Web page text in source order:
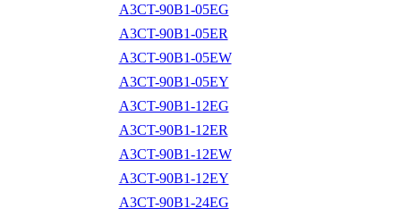
A3CT-90B1-05EG
A3CT-90B1-05ER
A3CT-90B1-05EW
A3CT-90B1-05EY
A3CT-90B1-12EG
A3CT-90B1-12ER
A3CT-90B1-12EW
A3CT-90B1-12EY
A3CT-90B1-24EG